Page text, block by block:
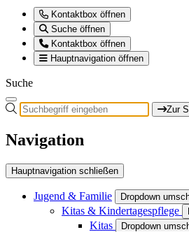
Kontaktbox öffnen
Suche öffnen
Kontaktbox öffnen
Hauptnavigation öffnen
Suche
Zur
Navigation
Hauptnavigation schließen
Jugend & Familie Dropdown
Kitas & Kindertagespflege
Kitas Dropdown